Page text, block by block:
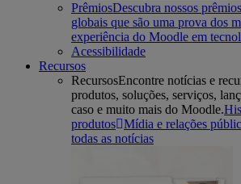
PrêmiosDescubra nossos
globais que são uma prova dos
experiência do Moodle em
Acessibilidade
Recursos
RecursosEncontre notícias e
produtos, soluções, serviços,
caso e muito mais do Moodle.
produtos Mídia e relações
todas as notícias